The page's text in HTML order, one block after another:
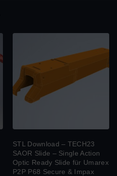
STL Download – TECH23
SAOR Slide – Single Action
Optic Ready Slide für Umarex
P2P P68 Secure & Impax